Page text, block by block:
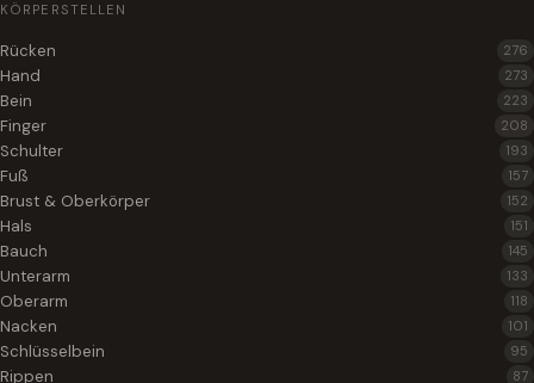
KÖRPERSTELLEN
Rücken 276
Hand 273
Bein 223
Finger 208
Schulter 193
Fuß 157
Brust & Oberkörper 152
Hals 151
Bauch 145
Unterarm 133
Oberarm 118
Nacken 101
Schlüsselbein 95
Rippen 87